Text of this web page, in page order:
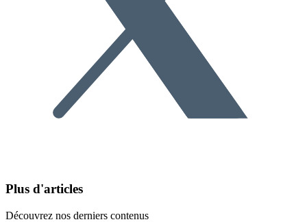
Plus d'articles
Découvrez nos derniers contenus